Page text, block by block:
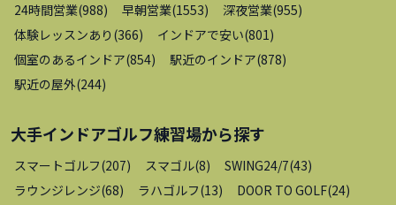
24時間営業(988) 早朝営業(1553) 深夜営業(955)
体験レッスンあり (366) インドアで安い(801)
個室のあるインドア(854) 駅近のインドア(878)
駅近の屋外(244)
大手インドアゴルフ練習場から探す
スマートゴルフ(207) スマゴル(8) SWING24/7(43)
ラウンジレンジ(68) ラハゴルフ(13) DOOR TO GOLF(24)